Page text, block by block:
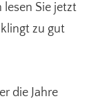
lesen Sie jetzt
klingt zu gut
die Jahre